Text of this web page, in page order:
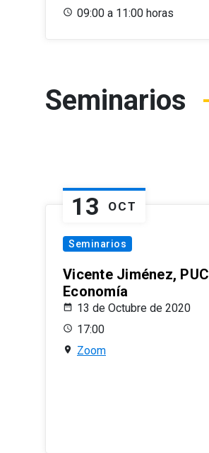
09:00 a 11:00 horas
Seminarios
13 OCT
Seminarios
Vicente Jiménez, PUC
Economía
13 de Octubre de 2020
17:00
Zoom